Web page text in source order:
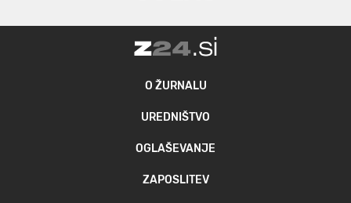
O ŽURNALU
UREDNIŠTVO
OGLAŠEVANJE
ZAPOSLITEV